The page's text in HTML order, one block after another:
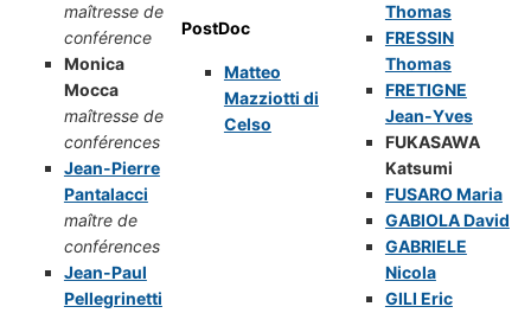
maîtresse de
conférence
Monica
Mocca
maîtresse de
conférences
Jean-Pierre
Pantalacci
maître de
conférences
Jean-Paul
Pellegrinetti
PostDoc
Matteo
Mazziotti di
Celso
Thomas
FRESSIN
Thomas
FRETIGNE
Jean-Yves
FUKASAWA
Katsumi
FUSARO Maria
GABIOLA David
GABRIELE
Nicola
GILI Eric